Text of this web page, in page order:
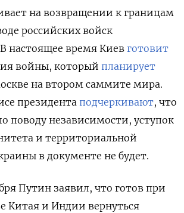
на возвращении к границам
российских войск
настоящее время Киев готовит
войны, который планирует
на втором саммите мира.
президента подчеркивают, что
поводу независимости, уступок
и территориальной
в документе не будет.
Путин заявил, что готов при
Китая и Индии вернуться